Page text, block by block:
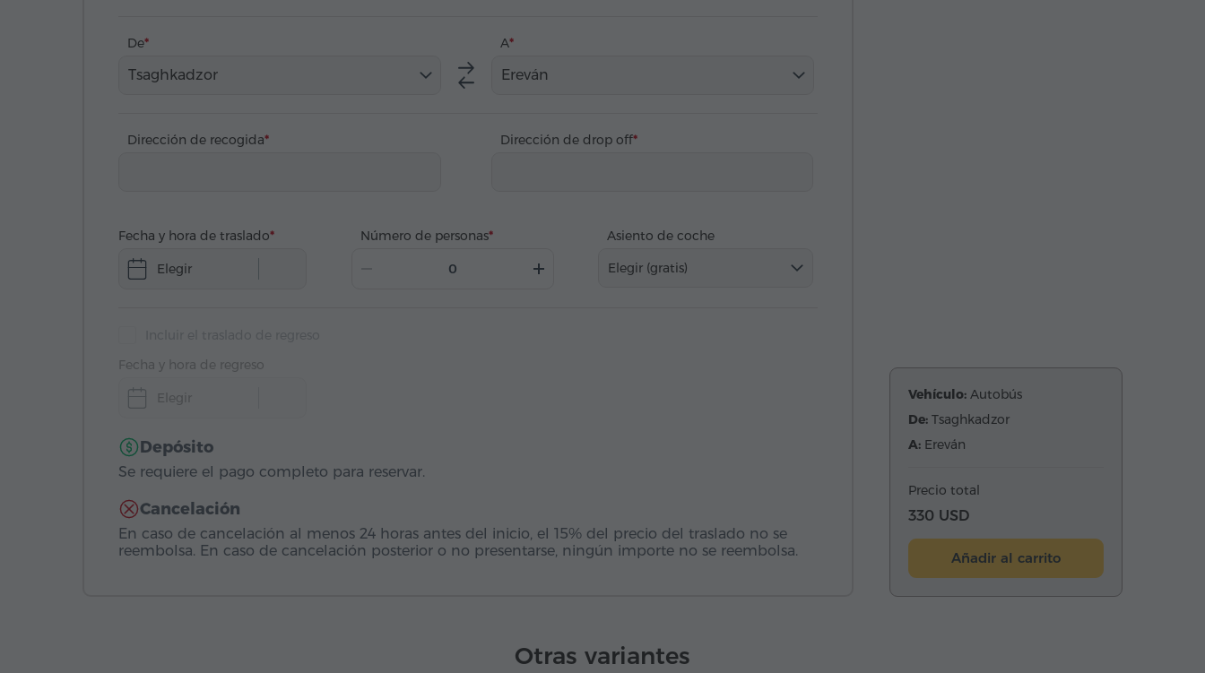
De
Tsaghkadzor
A
Ereván
Dirección de recogida Dirección de drop off
Fecha y hora de traslado
Elegir
Número de personas
Asiento de coche
Elegir (gratis)
Fecha y hora de regreso
Elegir
Depósito
Se requiere el pago completo para reservar.
Cancelación
En caso de cancelación al menos 24 horas antes del inicio, el 15% del precio del traslado no se
reembolsa. En caso de cancelación posterior o no presentarse, ningún importe no se reembolsa.
Vehículo: Autobús
De: Tsaghkadzor
A: Ereván
Precio total
330 USD
Añadir al carrito
Otras variantes